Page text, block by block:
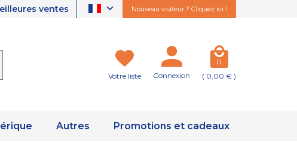
ventes Nouveau visiteur ? Cliquez ici !
Votre liste Connexion
0
( 0,00 € )
Autres Promotions et cadeaux